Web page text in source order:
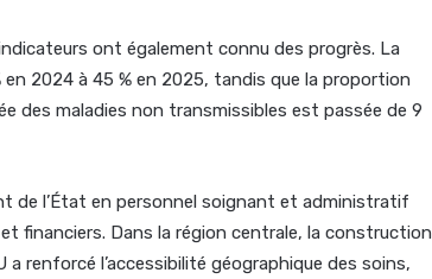
ont également connu des progrès. La
2024 à 45 % en 2025, tandis que la proportion
des maladies non transmissibles est passée de 9
de l’État en personnel soignant et administratif
financiers. Dans la région centrale, la construction
renforcé l’accessibilité géographique des soins,